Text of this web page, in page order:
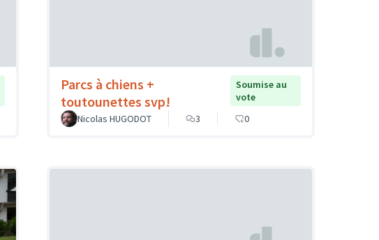
Parcs à chiens +
toutounettes svp!
Soumise au
vote
Nicolas HUGODOT
3 0